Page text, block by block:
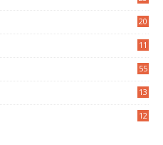
20
11
55
13
12